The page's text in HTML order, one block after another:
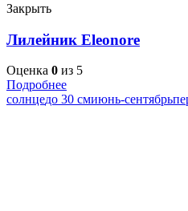
Закрыть
Лилейник Eleonore
Оценка 0 из 5
Подробнее
солнцедо 30 смиюнь-сентябрь